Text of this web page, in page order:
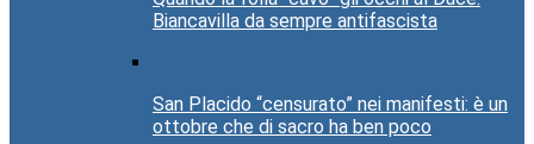
Biancavilla da sempre antifascista
San Placido “censurato” nei manifesti: è un
ottobre che di sacro ha ben poco